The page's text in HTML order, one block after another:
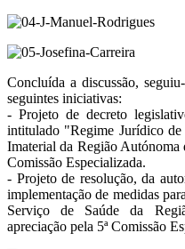
Concluída a discussão,
seguintes iniciativas:
- Projeto de decreto
intitulado "Regime Jurídico
Imaterial da Região Autónoma
Comissão Especializada.
- Projeto de resolução, da
implementação de medidas
Serviço de Saúde da
apreciação pela 5ª Comissão